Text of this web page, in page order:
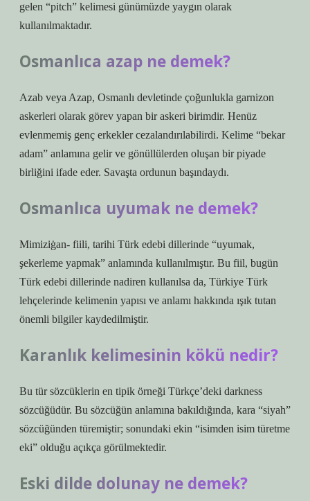
gelen “pitch” kelimesi günümüzde yaygın olarak
kullanılmaktadır.
Osmanlıca azap ne demek?
Azab veya Azap, Osmanlı devletinde çoğunlukla garnizon
askerleri olarak görev yapan bir askeri birimdir. Henüz
evlenmemiş genç erkekler cezalandırılabilirdi. Kelime “bekar
adam” anlamına gelir ve gönüllülerden oluşan bir piyade
birliğini ifade eder. Savaşta ordunun başındaydı.
Osmanlıca uyumak ne demek?
Mimiziġan- fiili, tarihi Türk edebi dillerinde “uyumak,
şekerleme yapmak” anlamında kullanılmıştır. Bu fiil, bugün
Türk edebi dillerinde nadiren kullanılsa da, Türkiye Türk
lehçelerinde kelimenin yapısı ve anlamı hakkında ışık tutan
önemli bilgiler kaydedilmiştir.
Karanlık kelimesinin kökü nedir?
Bu tür sözcüklerin en tipik örneği Türkçe’deki darkness
sözcüğüdür. Bu sözcüğün anlamına bakıldığında, kara “siyah”
sözcüğünden türemiştir; sonundaki ekin “isimden isim türetme
eki” olduğu açıkça görülmektedir.
Eski dilde dolunay ne demek?